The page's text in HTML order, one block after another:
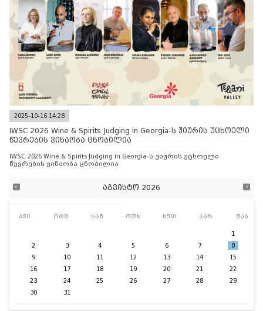
2025-10-16 14:28
IWSC 2026 Wine & Spirits Judging in Georgia-ს ჟიურის უცხოელი
წევრების ვინაობა ცნობილია
IWSC 2026 Wine & Spirits Judging in Georgia-ს ჟიურის უცხოელი
წევრების ვინაობა ცნობილია
აგვისტო 2026
კვი ორშ სამ ოთხ ხუთ პარ შაბ
1
2
3 4 5 6 7
8
9
10 11 12 13 14
15
16
17 18 19 20 21
22
23
24 25 26 27 28
29
30
31